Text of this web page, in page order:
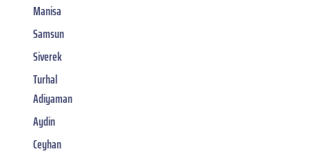
Manisa
Samsun
Siverek
Turhal
Adiyaman
Aydin
Ceyhan